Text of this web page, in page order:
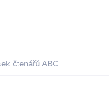
čtenářů ABC